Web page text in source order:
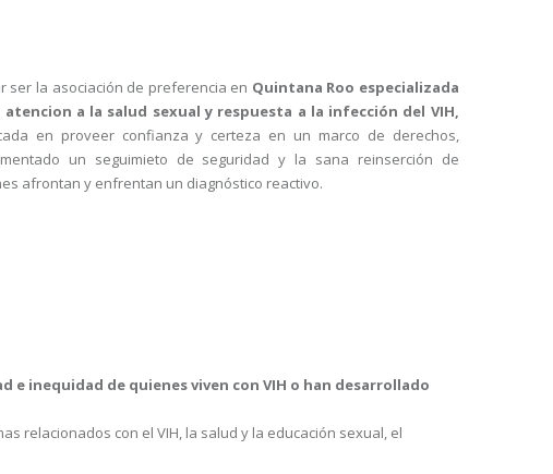
ser la asociación de preferencia en Quintana Roo especializada
atencion a la salud sexual y respuesta a la infección del VIH,
en proveer confianza y certeza en un marco de derechos,
un seguimieto de seguridad y la sana reinserción de
afrontan y enfrentan un diagnóstico reactivo.
e inequidad de quienes viven con VIH o han desarrollado
relacionados con el VIH, la salud y la educación sexual, el